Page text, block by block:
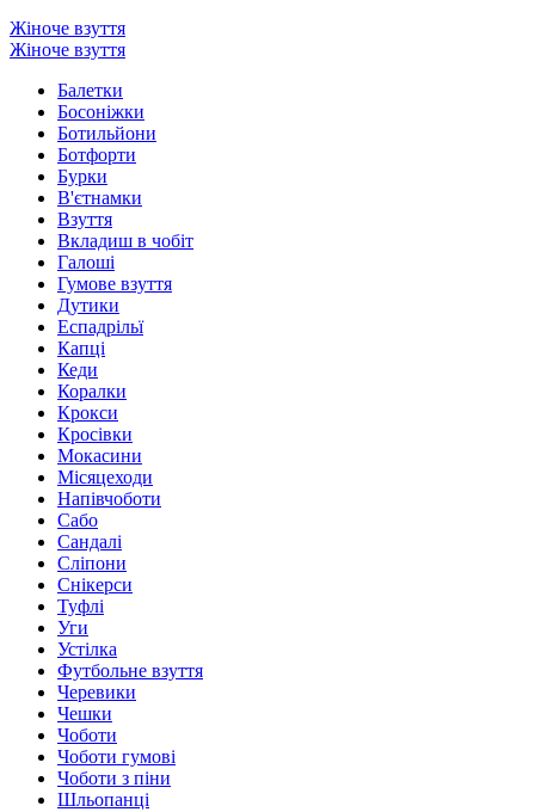
Жіноче взуття
Жіноче взуття
Балетки
Босоніжки
Ботильйони
Ботфорти
Бурки
В'єтнамки
Взуття
Вкладиш в чобіт
Галоші
Гумове взуття
Дутики
Еспадрільї
Капці
Кеди
Коралки
Крокси
Кросівки
Мокасини
Місяцеходи
Напівчоботи
Сабо
Сандалі
Сліпони
Снікерси
Туфлі
Уги
Устілка
Футбольне взуття
Черевики
Чешки
Чоботи
Чоботи гумові
Чоботи з піни
Шльопанці